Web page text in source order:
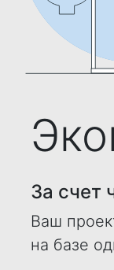
За счет
Ваш
на базе